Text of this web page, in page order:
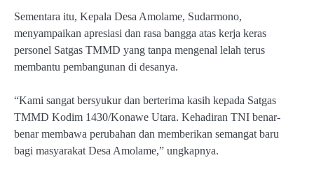
Sementara itu, Kepala Desa Amolame, Sudarmono,
menyampaikan apresiasi dan rasa bangga atas kerja keras
personel Satgas TMMD yang tanpa mengenal lelah terus
membantu pembangunan di desanya.
“Kami sangat bersyukur dan berterima kasih kepada Satgas
TMMD Kodim 1430/Konawe Utara. Kehadiran TNI benar-
benar membawa perubahan dan memberikan semangat baru
bagi masyarakat Desa Amolame,” ungkapnya.